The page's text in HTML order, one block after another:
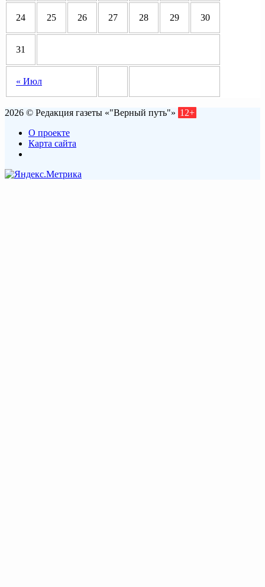
« Июл
24 25 26 27 28 29 30
31
2026 © Редакция газеты «"Верный путь"» 12+
О проекте
Карта сайта